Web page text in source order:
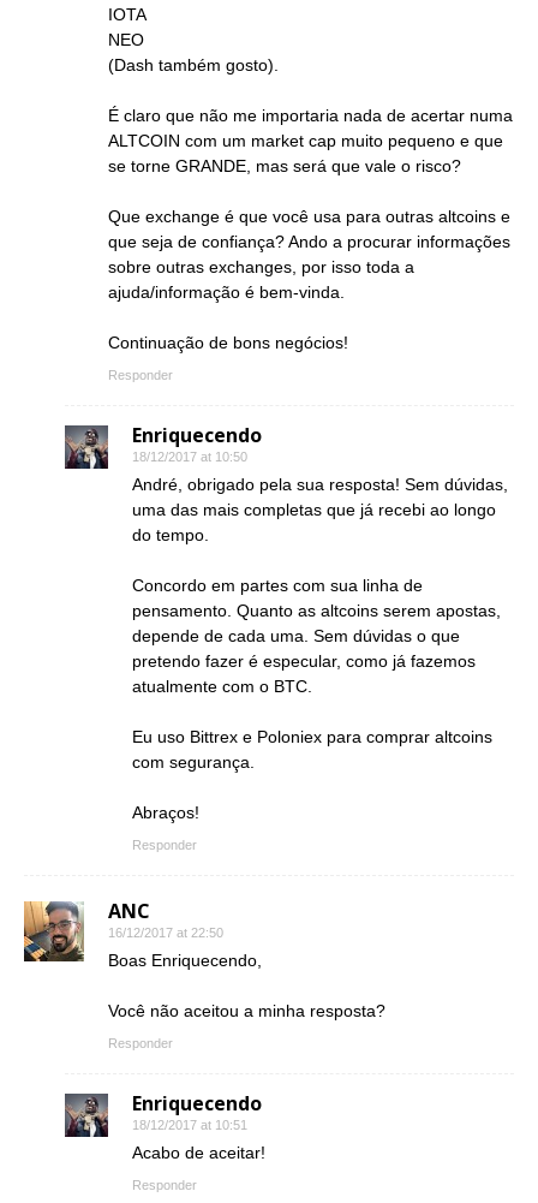
IOTA
NEO
(Dash também gosto).
É claro que não me importaria nada de acertar numa
ALTCOIN com um market cap muito pequeno e que
se torne GRANDE, mas será que vale o risco?
Que exchange é que você usa para outras altcoins e
que seja de confiança? Ando a procurar informações
sobre outras exchanges, por isso toda a
ajuda/informação é bem-vinda.
Continuação de bons negócios!
Responder
Enriquecendo
18/12/2017 at 10:50
André, obrigado pela sua resposta! Sem dúvidas,
uma das mais completas que já recebi ao longo
do tempo.
Concordo em partes com sua linha de
pensamento. Quanto as altcoins serem apostas,
depende de cada uma. Sem dúvidas o que
pretendo fazer é especular, como já fazemos
atualmente com o BTC.
Eu uso Bittrex e Poloniex para comprar altcoins
com segurança.
Abraços!
Responder
ANC
16/12/2017 at 22:50
Boas Enriquecendo,
Você não aceitou a minha resposta?
Responder
Enriquecendo
18/12/2017 at 10:51
Acabo de aceitar!
Responder